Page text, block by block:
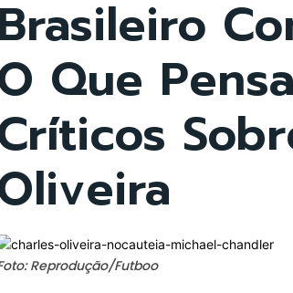
Brasileiro
Que
Reprodução/Futboo